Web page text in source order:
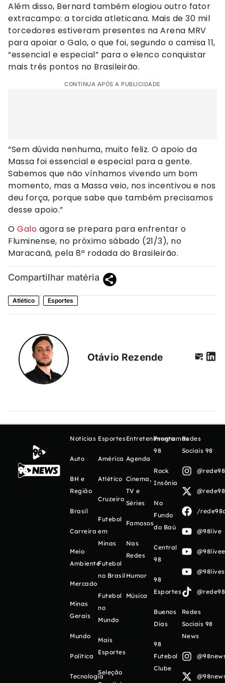
Além disso, Bernard também elogiou outro fator
extracampo: a torcida atleticana. Mais de 30 mil
torcedores estiveram presentes na Arena MRV
para apoiar o Galo, o que foi, segundo o camisa 11,
“essencial e especial” para o elenco conquistar
mais três pontos no Brasileirão.
CONTINUA APÓS A PUBLICIDADE
“Sem dúvida nenhuma, muito feliz. O apoio da
Massa foi essencial e especial para a gente.
Sabemos que não vínhamos vivendo um bom
momento, mas a Massa veio, nos incentivou e nos
deu força, porque sabe que também precisamos
desse apoio.”
O Galo agora se prepara para enfrentar o
Fluminense, no próximo sábado (21/3), no
Maracanã, pela 8ª rodada do Brasileirão.
Compartilhar matéria
Atlético Esportes
Otávio Rezende
Notícias
Auto
BH e
Região
Brasil
Carreira
Meio
Ambiente
Mercado
Minas
Gerais
Mundo
Política
Tecnologia
Esportes
América
Atlético
Cruzeiro
Futebol
em
Minas
Futebol
no Brasil
Futebol
no
Mundo
Mais
Esportes
Seleção
Entretenimento
Agenda
Cinema,
TV e
Séries
Famosos
Nas
Redes
Humor
Música
Programas
98
Rock
Insônia
No
Fundo
do Baú
Central
98
98
Esportes
Buenos
Días
98
Futebol
Clube
Redes
Sociais 98
/
@98live
Redes
Sociais 98
News